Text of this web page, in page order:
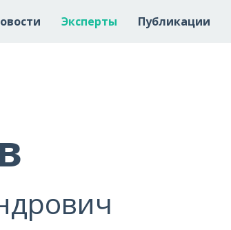
Эксперты Публикации